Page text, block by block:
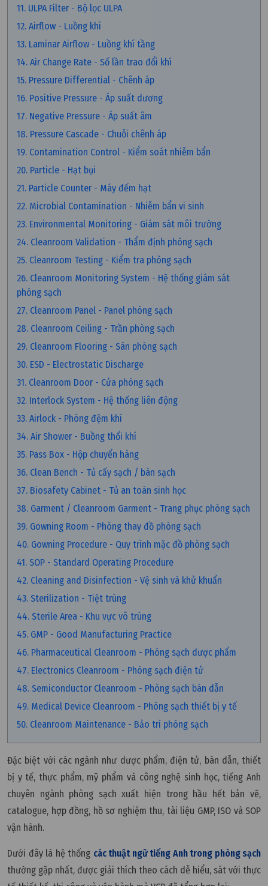
11. ULPA Filter - Bộ lọc ULPA
12. Airflow - Luồng khí
13. Laminar Airflow - Luồng khí tầng
14. Air Change Rate - Số lần trao đổi khí
15. Pressure Differential - Chênh áp
16. Positive Pressure - Áp suất dương
17. Negative Pressure - Áp suất âm
18. Pressure Cascade - Chuỗi chênh áp
19. Contamination Control - Kiểm soát nhiễm bẩn
20. Particle - Hạt bụi
21. Particle Counter - Máy đếm hạt
22. Microbial Contamination - Nhiễm bẩn vi sinh
23. Environmental Monitoring - Giám sát môi trường
24. Cleanroom Validation - Thẩm định phòng sạch
25. Cleanroom Testing - Kiểm tra phòng sạch
26. Cleanroom Monitoring System - Hệ thống giám sát
phòng sạch
27. Cleanroom Panel - Panel phòng sạch
28. Cleanroom Ceiling - Trần phòng sạch
29. Cleanroom Flooring - Sàn phòng sạch
30. ESD - Electrostatic Discharge
31. Cleanroom Door - Cửa phòng sạch
32. Interlock System - Hệ thống liên động
33. Airlock - Phòng đệm khí
34. Air Shower - Buồng thổi khí
35. Pass Box - Hộp chuyển hàng
36. Clean Bench - Tủ cấy sạch / bàn sạch
37. Biosafety Cabinet - Tủ an toàn sinh học
38. Garment / Cleanroom Garment - Trang phục phòng sạch
39. Gowning Room - Phòng thay đồ phòng sạch
40. Gowning Procedure - Quy trình mặc đồ phòng sạch
41. SOP - Standard Operating Procedure
42. Cleaning and Disinfection - Vệ sinh và khử khuẩn
43. Sterilization - Tiệt trùng
44. Sterile Area - Khu vực vô trùng
45. GMP - Good Manufacturing Practice
46. Pharmaceutical Cleanroom - Phòng sạch dược phẩm
47. Electronics Cleanroom - Phòng sạch điện tử
48. Semiconductor Cleanroom - Phòng sạch bán dẫn
49. Medical Device Cleanroom - Phòng sạch thiết bị y tế
50. Cleanroom Maintenance - Bảo trì phòng sạch
Đặc biệt với các ngành như dược phẩm, điện tử, bán dẫn, thiết
bị y tế, thực phẩm, mỹ phẩm và công nghệ sinh học, tiếng Anh
chuyên ngành phòng sạch xuất hiện trong hầu hết bản vẽ,
catalogue, hợp đồng, hồ sơ nghiệm thu, tài liệu GMP, ISO và SOP
vận hành.
Dưới đây là hệ thống các thuật ngữ tiếng Anh trong phòng sạch
thường gặp nhất, được giải thích theo cách dễ hiểu, sát với thực